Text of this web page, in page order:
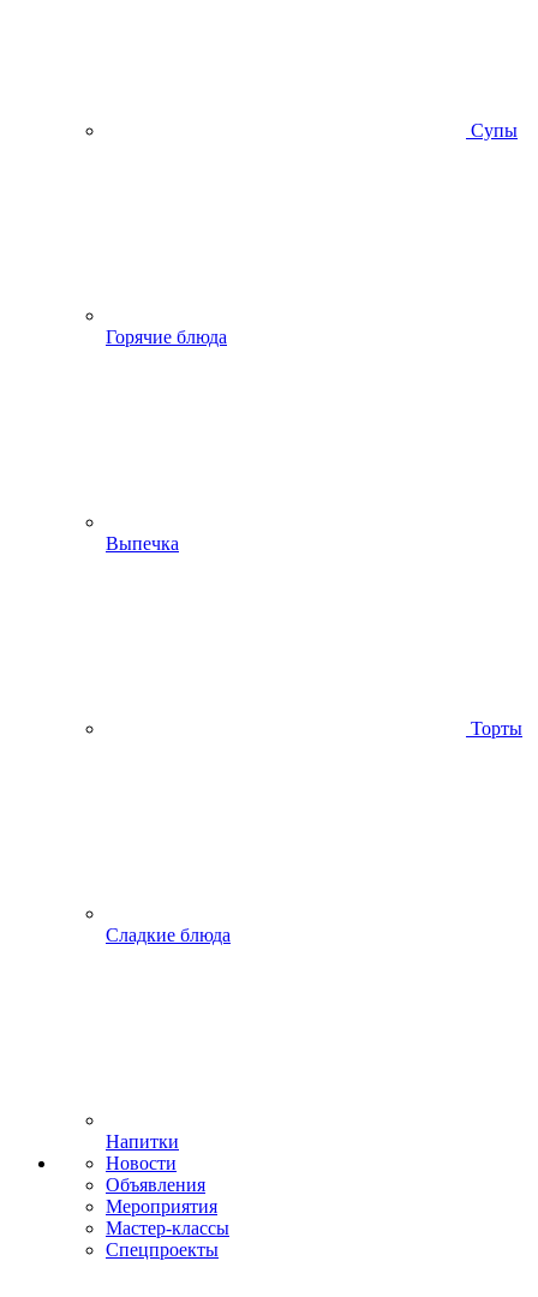
Супы
Горячие блюда
Выпечка
Торты
Сладкие блюда
Напитки
Новости
Объявления
Мероприятия
Мастер-классы
Спецпроекты